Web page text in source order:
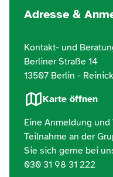
Adresse &
Kontakt- und
Berliner Straße 14
13507 Berlin -
Karte öffnen
Eine Anmeldung
Teilnahme an der
Sie sich gerne bei
030 31 98 31 222